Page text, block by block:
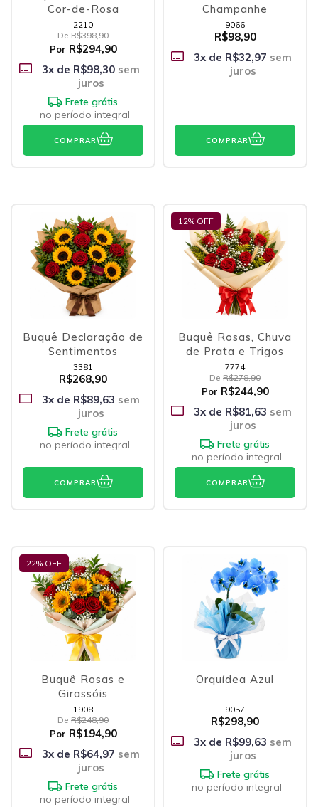
Cor-de-Rosa
2210
De R$398,90
Por R$294,90
3x de R$98,30 sem
juros
Frete grátis
no período integral
COMPRAR
Champanhe
9066
R$98,90
3x de R$32,97 sem
juros
COMPRAR
Buquê Declaração de
Sentimentos
3381
R$268,90
3x de R$89,63 sem
juros
Frete grátis
no período integral
COMPRAR
12% OFF
Buquê Rosas, Chuva
de Prata e Trigos
7774
De R$278,90
Por R$244,90
3x de R$81,63 sem
juros
Frete grátis
no período integral
COMPRAR
22% OFF
Buquê Rosas e
Girassóis
1908
De R$248,90
Por R$194,90
3x de R$64,97 sem
juros
Frete grátis
no período integral
Orquídea Azul
9057
R$298,90
3x de R$99,63 sem
juros
Frete grátis
no período integral